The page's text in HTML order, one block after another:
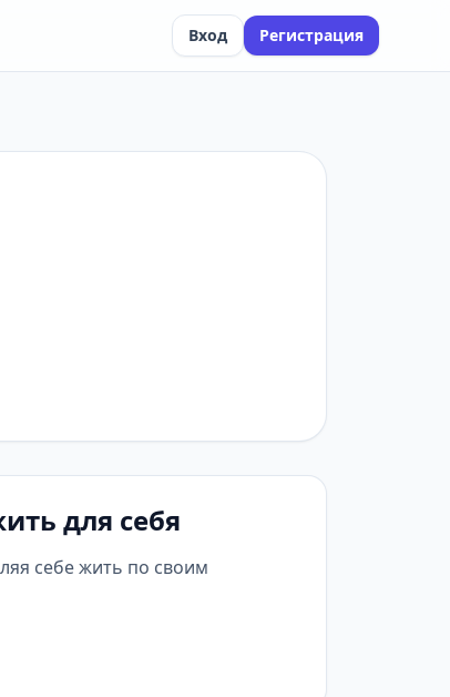
Вход Регистрация
для себя
себе жить по своим